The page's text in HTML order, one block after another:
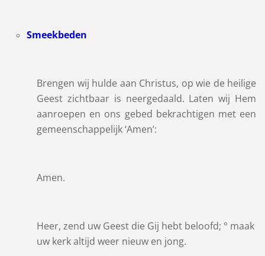
Smeekbeden
Brengen wij hulde aan Christus, op wie de heilige
Geest zichtbaar is neergedaald. Laten wij Hem
aanroepen en ons gebed bekrachtigen met een
gemeenschappelijk ‘Amen’:
Amen.
Heer, zend uw Geest die Gij hebt beloofd; ° maak
uw kerk altijd weer nieuw en jong.